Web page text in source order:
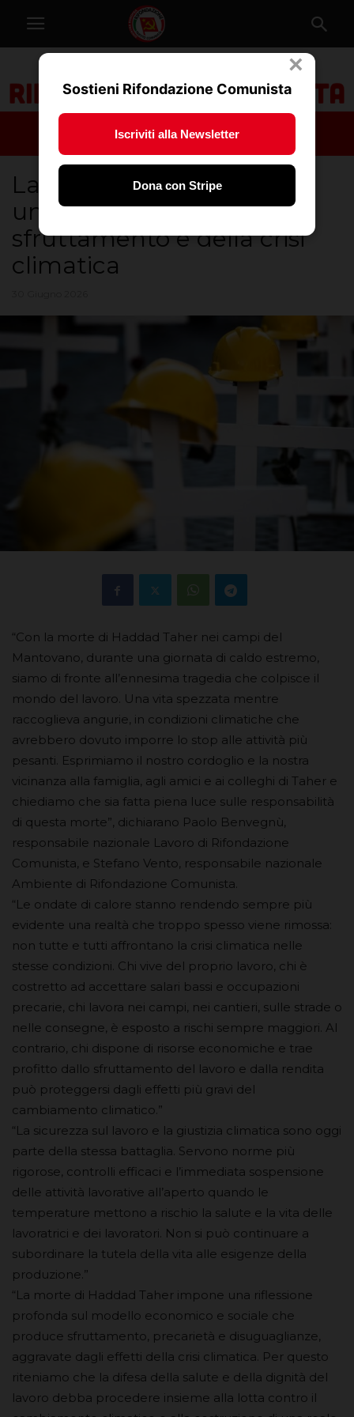
Lavoro: Prc, morte Taher
un’altra vittima dello
sfruttamento e della crisi
climatica
“Con la morte di Haddad Taher nei campi del
Mantovano, durante una giornata di caldo estremo,
siamo di fronte all’ennesima tragedia che colpisce il
mondo del lavoro. Una vita spezzata mentre
raccoglieva angurie, in condizioni climatiche che
avrebbero dovuto imporre lo stop alle attività più
pesanti. Esprimiamo il nostro cordoglio e la nostra
vicinanza alla famiglia, agli amici e ai colleghi di Taher e
chiediamo che sia fatta piena luce sulle responsabilità
di questa morte”, dichiarano Paolo Benvegnù,
responsabile nazionale Lavoro di Rifondazione
Comunista, e Stefano Vento, responsabile nazionale
Ambiente di Rifondazione Comunista.
“Le ondate di calore stanno rendendo sempre più
evidente una realtà che troppo spesso viene rimossa:
non tutte e tutti affrontano la crisi climatica nelle
stesse condizioni. Chi vive del proprio lavoro, chi è
costretto ad accettare salari bassi e occupazioni
precarie, chi lavora nei campi, nei cantieri, sulle strade o
nelle consegne, è esposto a rischi sempre maggiori. Al
contrario, chi dispone di risorse economiche e trae
profitto dallo sfruttamento del lavoro e dalla rendita
può proteggersi dagli effetti più gravi del
cambiamento climatico.”
“La sicurezza sul lavoro e la giustizia climatica sono oggi
parte della stessa battaglia. Servono norme più
rigorose, controlli efficaci e l’immediata sospensione
delle attività lavorative all’aperto quando le
temperature mettono a rischio la salute e la vita delle
lavoratrici e dei lavoratori. Non si può continuare a
subordinare la tutela della vita alle esigenze della
produzione.”
“La morte di Haddad Taher impone una riflessione
profonda sul modello economico e sociale che
produce sfruttamento, precarietà e disuguaglianze,
aggravate dagli effetti della crisi climatica. Per questo
riteniamo che la difesa della salute e della dignità del
lavoro debba procedere insieme alla lotta contro il
×
Sostieni Rifondazione Comunista
Iscriviti alla Newsletter
Dona con Stripe